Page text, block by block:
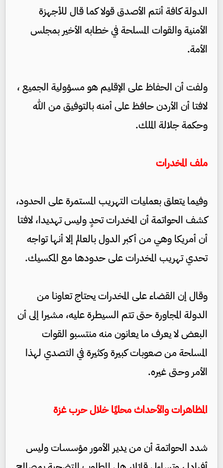
الدولة كافة أنتم الأصدق قولا كما قال للأجهزة
الأمنية والقوات المسلحة في خطابه الأخير بمجلس
الأمة.
ولفت أن الحفاظ على الإقليم هو مسؤولية الجميع ،
لافتا أن الأردن حافظ على أمنه بالتوفيق من الله
وحكمة جلالة الملك.
ملف المخدرات
وفيما يتعلق بعمليات التهريب المستمرة على الحدود،
كشف الحواتمة أن المخدرات تحدٍ وليس تهديدا، لافتا
أن أمريكا وهي من أكبر الدول بالعالم إلا أنها تواجه
تحدي تهريب المخدرات على حدودها مع المكسيك.
وقال إن القضاء على المخدرات يحتاج تعاونا من
الدولة المجاورة حتى تتم السيطرة عليه، مشيرا إلى أن
البعض لا يعرف ما يعانون منه منتسبو القوات
المسلحة من صعوبات كبيرة وكثيرة في التصدي لهذا
الأمر وحتى غيره.
المظاهرات والأحداث محليًا خلال حرب غزة
شدد الحواتمة أن من يدير الأمور مؤسسات وليس